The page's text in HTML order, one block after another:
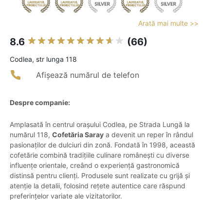
Arată mai multe >>
8.6 (66)
Codlea, str lunga 118
Afișează numărul de telefon
Despre companie:
Amplasată în centrul orașului Codlea, pe Strada Lungă la
numărul 118, Cofetăria Saray a devenit un reper în rândul
pasionaților de dulciuri din zonă. Fondată în 1998, această
cofetărie combină tradițiile culinare românești cu diverse
influențe orientale, creând o experiență gastronomică
distinsă pentru clienți. Produsele sunt realizate cu grijă și
atenție la detalii, folosind rețete autentice care răspund
preferințelor variate ale vizitatorilor.